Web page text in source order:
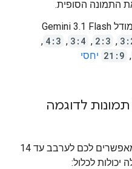
התמונה הסופית.
: מודל Gemini 3.1 Flash
,
2:3
,
3:4
,
4:3
,
,
21:9 יחסי
מודלים של תמונות ב-Gemini 3 מאפשרים לכם לערבב עד 14